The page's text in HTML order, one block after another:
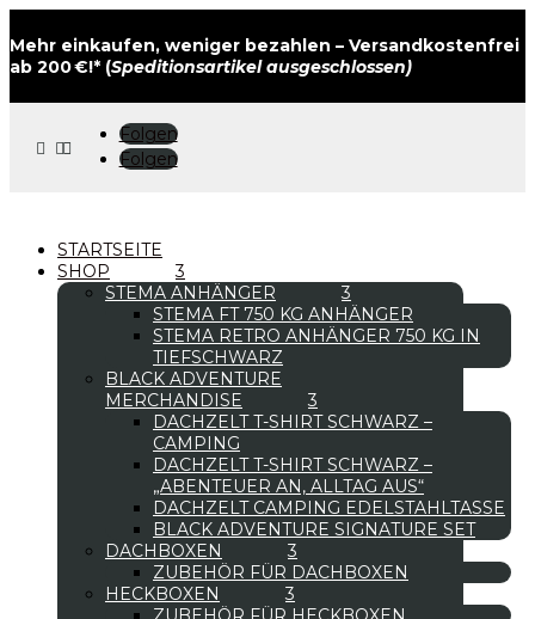
Mehr einkaufen, weniger bezahlen – Versandkostenfrei
ab 200 €!* (Speditionsartikel ausgeschlossen)
 
Folgen
Folgen
STARTSEITE
SHOP
STEMA ANHÄNGER
STEMA FT 750 KG ANHÄNGER
STEMA RETRO ANHÄNGER 750 KG IN
TIEFSCHWARZ
BLACK ADVENTURE
MERCHANDISE
DACHZELT T-SHIRT SCHWARZ –
CAMPING
DACHZELT T-SHIRT SCHWARZ –
„ABENTEUER AN, ALLTAG AUS“
DACHZELT CAMPING EDELSTAHLTASSE
BLACK ADVENTURE SIGNATURE SET
DACHBOXEN
ZUBEHÖR FÜR DACHBOXEN
HECKBOXEN